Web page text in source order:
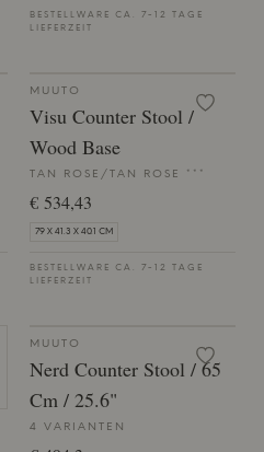
BESTELLWARE CA. 7-12 TAGE
LIEFERZEIT
MUUTO
Visu Counter Stool /
Wood Base
TAN ROSE/TAN ROSE ***
€ 534,43
79 X 41.3 X 40.1 CM
BESTELLWARE CA. 7-12 TAGE
LIEFERZEIT
MUUTO
Nerd Counter Stool / 65
Cm / 25.6"
4 VARIANTEN